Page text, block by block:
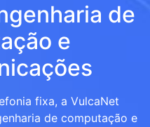
de
e
fixa, a VulcaNet
de computação e